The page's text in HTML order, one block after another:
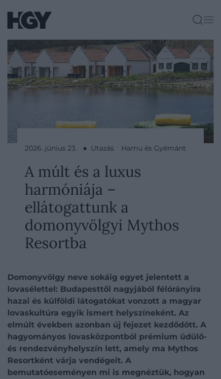
2026. június 23. ● Utazás Hamu és Gyémánt
A múlt és a luxus
harmóniája –
ellátogattunk a
domonyvölgyi Mythos
Resortba
Domonyvölgy neve sokáig egyet jelentett a
lovasélettel: Budapesttől nagyjából félórányira
hazai és külföldi látogatókat vonzott a magyar
lovaskultúra egyik ismert helyszíneként. Az
elmúlt években azonban új fejezet kezdődött. A
hagyományos lovasközpontból prémium üdülő-
és rendezvényhelyszín lett, amely ma Mythos
Resortként várja vendégeit. A
bemutatóeseményen mi is megnéztük, hogyan